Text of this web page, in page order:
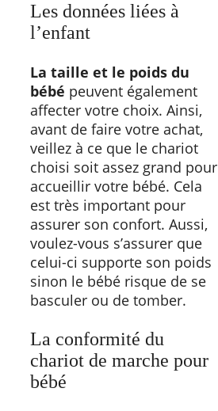
Les données liées à
l’enfant
La taille et le poids du
bébé peuvent également
affecter votre choix. Ainsi,
avant de faire votre achat,
veillez à ce que le chariot
choisi soit assez grand pour
accueillir votre bébé. Cela
est très important pour
assurer son confort. Aussi,
voulez-vous s’assurer que
celui-ci supporte son poids
sinon le bébé risque de se
basculer ou de tomber.
La conformité du
chariot de marche pour
bébé